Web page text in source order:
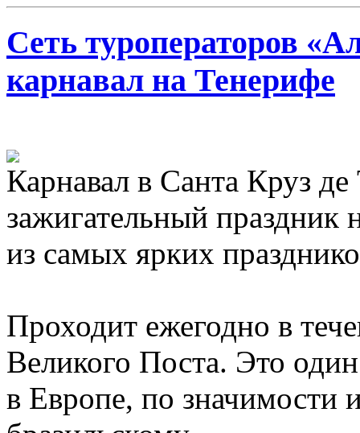
Сеть туроператоров
карнавал на Тенерифе
Карнавал в Санта Круз
зажигательный праздник
из самых ярких
Проходит ежегодно в
Великого Поста. Это
в Европе, по значимости